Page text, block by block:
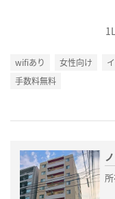
wifiあり 女性向け
手数料無料